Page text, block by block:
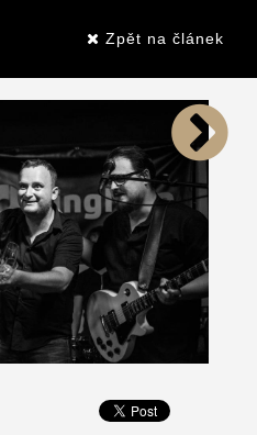
Zpět na článek